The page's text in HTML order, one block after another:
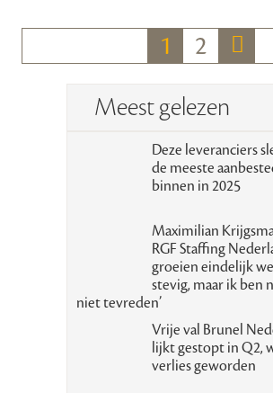
1
2
Meest gelezen
Deze leveranciers
de meeste
binnen in 2025
Maximilian
RGF Staffing
groeien eindelijk
stevig, maar ik ben
niet tevreden’
Vrije val Brunel
lijkt gestopt in Q2,
verlies geworden